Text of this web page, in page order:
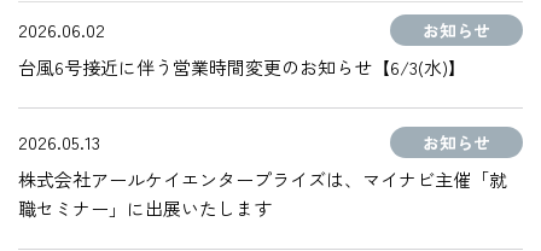
2026.06.02 お知らせ
台風6号接近に伴う営業時間変更のお知らせ【6/3(水)】
2026.05.13 お知らせ
株式会社アールケイエンタープライズは、マイナビ主催「就
職セミナー」に出展いたします